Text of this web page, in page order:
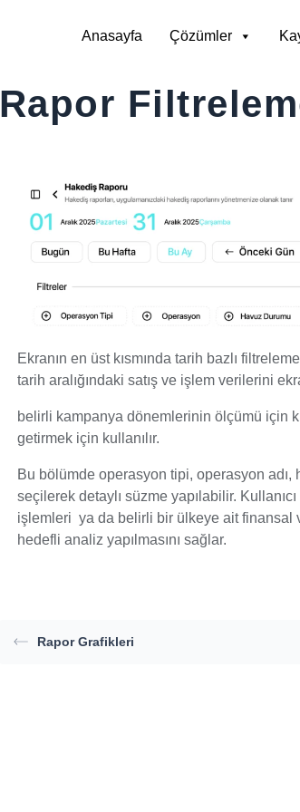
Anasayfa Çözümler
Rapor
Ekranın en üst kısmında tarih bazlı
tarih aralığındaki satış ve işlem verilerini
belirli kampanya dönemlerinin ölçümü için
getirmek için kullanılır.
Bu bölümde operasyon tipi, operasyon
seçilerek detaylı süzme yapılabilir.
işlemleri ya da belirli bir ülkeye ait finansal
hedefli analiz yapılmasını sağlar.
Rapor Grafikleri